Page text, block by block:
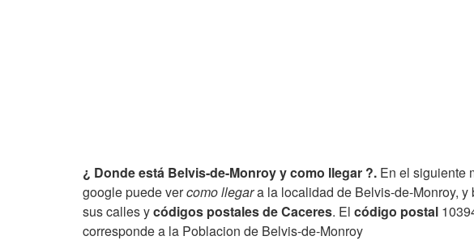
¿ Donde está Belvis-de-Monroy y como llegar ?. En el siguiente
google puede vercomo llegara la localidad de Belvis-de-Monroy, y
sus calles ycódigos postales de Caceres. El código postal
corresponde a la Poblacion de Belvis-de-Monroy